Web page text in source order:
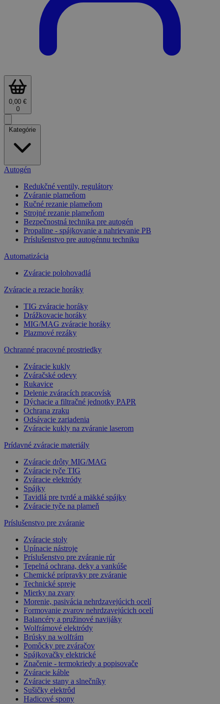
0,00 €
0
Kategórie
Autogén
Redukčné ventily, regulátory
Zváranie plameňom
Ručné rezanie plameňom
Strojné rezanie plameňom
Bezpečnostná technika pre autogén
Propaline - spájkovanie a nahrievanie PB
Príslušenstvo pre autogénnu techniku
Automatizácia
Zváracie polohovadlá
Zváracie a rezacie horáky
TIG zváracie horáky
Drážkovacie horáky
MIG/MAG zváracie horáky
Plazmové rezáky
Ochranné pracovné prostriedky
Zváracie kukly
Zváračské odevy
Rukavice
Delenie zváracích pracovísk
Dýchacie a filtračné jednotky PAPR
Ochrana zraku
Odsávacie zariadenia
Zváracie kukly na zváranie laserom
Prídavné zváracie materiály
Zváracie drôty MIG/MAG
Zváracie tyče TIG
Zváracie elektródy
Spájky
Tavidlá pre tvrdé a mäkké spájky
Zváracie tyče na plameň
Príslušenstvo pre zváranie
Zváracie stoly
Upínacie nástroje
Príslušenstvo pre zváranie rúr
Tepelná ochrana, deky a vankúše
Chemické prípravky pre zváranie
Technické spreje
Mierky na zvary
Morenie, pasivácia nehrdzavejúcich ocelí
Formovanie zvarov nehrdzavejúcich ocelí
Balancéry a pružinové navijáky
Wolfrámové elektródy
Brúsky na wolfrám
Pomôcky pre zváračov
Spájkovačky elektrické
Značenie - termokriedy a popisovače
Zváracie káble
Zváracie stany a slnečníky
Sušičky elektrôd
Hadicové spony